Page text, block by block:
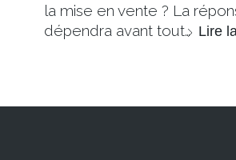
la mise en vente ? La
dépendra avant tout… Lire